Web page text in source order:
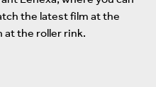
the latest film at the
at the roller rink.